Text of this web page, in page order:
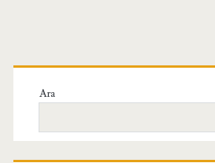
Birincil
Yan
Menü
Ara